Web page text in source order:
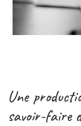
Une
savoir-faire